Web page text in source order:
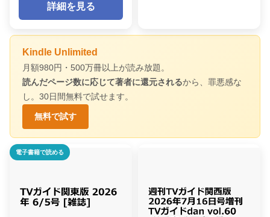
詳細を見る
Kindle Unlimited
月額980円・500万冊以上が読み放題。
読んだページ数に応じて著者に還元されるから、罪悪感な
し。30日間無料で試せます。
無料で試す
電子書籍で読める